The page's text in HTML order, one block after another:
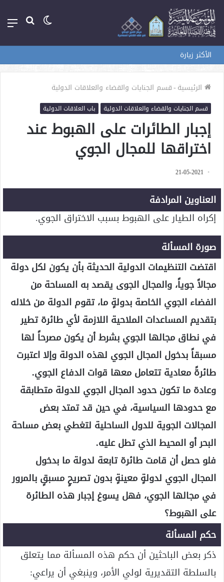
بحث الوضع
الأكثر زيارة
الرئيسية-قسم الجنايات والقضاء والعلاقات الدولية
قسم الجنايات والقضاء والعلاقات الدولية باب العلاقات الدولية
إجبار الطائرات على الهبوط عند
اختراقها للمجال الجوي
21-05-2021
العناوين المرادفة
إكراه الطيار على الهبوط بسبب الاختراق الجوي.
صورة المسألة
اقتضت التنظيمات الدولية الحديثة بأن يكون لكل دولة
مجالاً جوياً، والمجال الجوى يقصد به المساحة من
الفضاء الجوي الخاصة بدولةٍ ما، تقوم الدولة من خلاله
بتقديم المساعدات الملاحية اللازمة لأي طائرة تطير
في نطاق مجالها الجوي بشرط أن يكون مصرحاً لها
مسبقاً بدخول المجال الجوي لهذه الدولة وإلا اعتبرت
طائرةً معادية تتعامل معها قوات الدفاع الجوي.
وعادة ما تكون حدود المجال الجوي للدولة متطابقة
مع حدودها السياسية، في حين قد تمتد بعض
المجالات الجوية للدول الساحلية لتغطي بعض مساحة
البحر أو المحيط الذي تطل عليه.
فلو حصل أن قامت طائرة تابعة لدولة ما بدخول
المجال الجوي لدولةٍ معينةٍ بدون تصريحٍ مسبقٍ بالمرور
في مجالها الجوي، فهل يسوغ إجبار هذه الطائرة
على الهبوط؟
حكم المسألة
ذكر بعض الباحثين أن حكم هذه المسألة مما يتعلق
بالسلطة التقديرية لولي الأمر، وينبغي أن يراعي: